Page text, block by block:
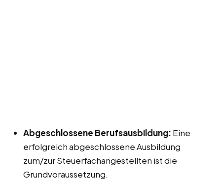
Abgeschlossene Berufsausbildung: Eine
erfolgreich abgeschlossene Ausbildung
zum/zur Steuerfachangestellten ist die
Grundvoraussetzung.